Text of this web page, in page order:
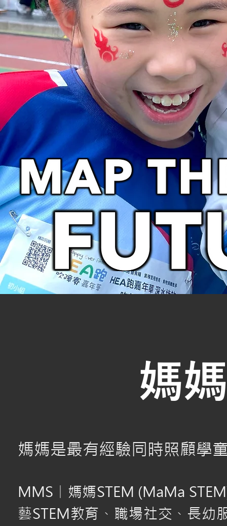
媽
媽媽是最有經驗同時照顧學
MMS
媽媽STEM (MaMa
藝STEM教育、職場社交、長幼